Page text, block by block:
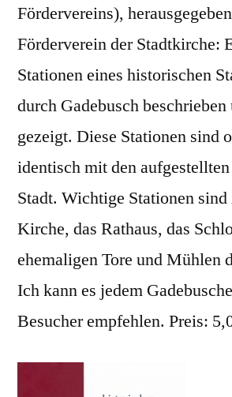
Fördervereins),
Förderverein der Stadtkirche:
Stationen eines historischen
durch Gadebusch
gezeigt. Diese Stationen sind
identisch mit den
Stadt. Wichtige Stationen
Kirche, das Rathaus, das
ehemaligen Tore und Mühlen
Ich kann es jedem
Besucher empfehlen. Preis: